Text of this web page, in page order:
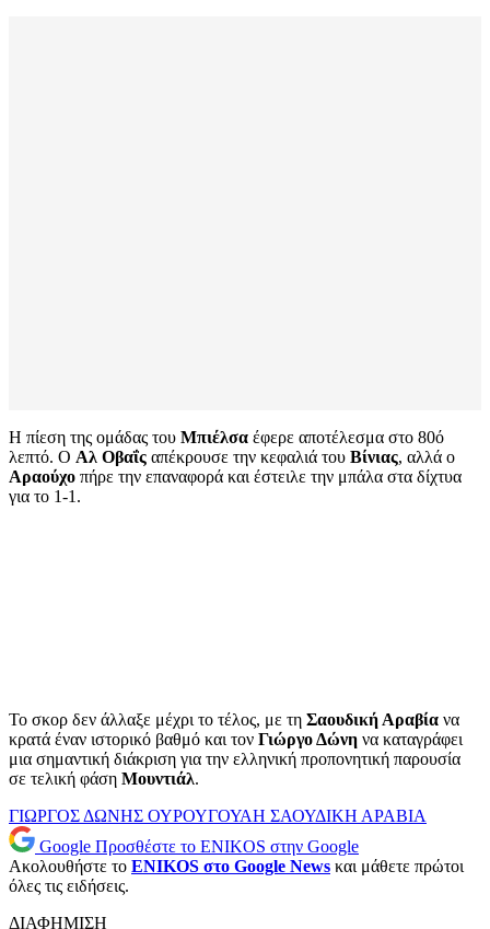
Η πίεση της ομάδας του Μπιέλσα έφερε αποτέλεσμα στο 80ό
λεπτό. Ο Αλ Οβαΐς απέκρουσε την κεφαλιά του Βίνιας, αλλά ο
Αραούχο πήρε την επαναφορά και έστειλε την μπάλα στα δίχτυα
για το 1-1.
Το σκορ δεν άλλαξε μέχρι το τέλος, με τη Σαουδική Αραβία να
κρατά έναν ιστορικό βαθμό και τον Γιώργο Δώνη να καταγράφει
μια σημαντική διάκριση για την ελληνική προπονητική παρουσία
σε τελική φάση Μουντιάλ.
ΓΙΩΡΓΟΣ ΔΩΝΗΣ ΟΥΡΟΥΓΟΥΑΗ ΣΑΟΥΔΙΚΗ ΑΡΑΒΙΑ
Google Προσθέστε το ENIKOS στην Google
Ακολουθήστε το ENIKOS στο Google News και μάθετε πρώτοι
όλες τις ειδήσεις.
ΔΙΑΦΗΜΙΣΗ